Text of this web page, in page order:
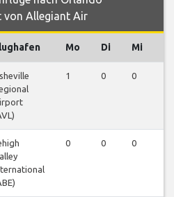
von Allegiant Air
Mo Di Mi
1 0 0
0 0 0